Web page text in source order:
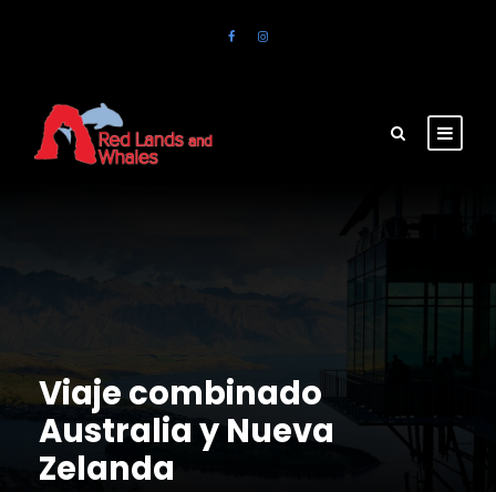
Viaje combinado
Australia y Nueva
Zelanda